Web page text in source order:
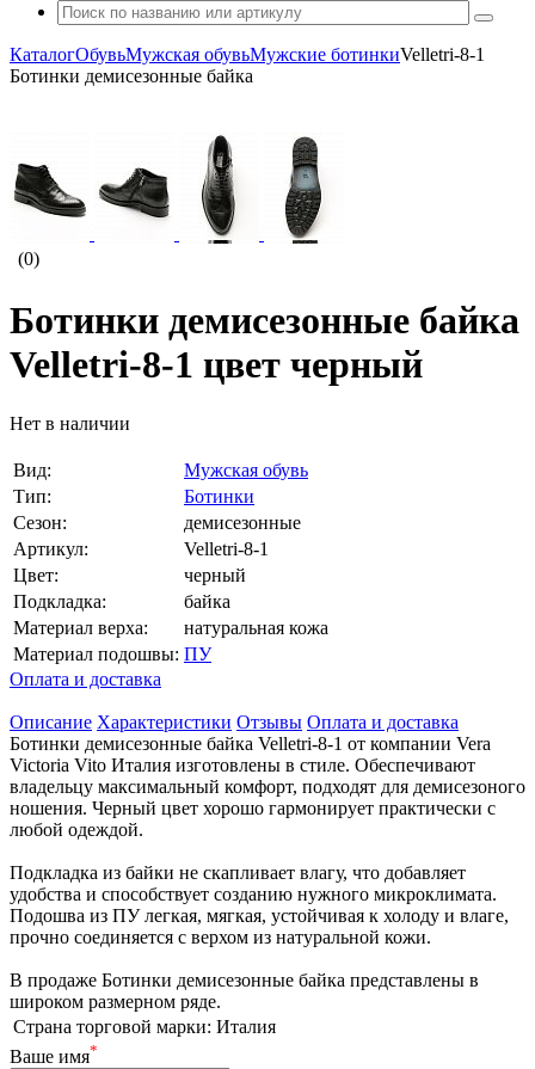
КаталогОбувьМужская обувьМужские ботинкиVelletri-8-1
Ботинки демисезонные байка
(0)
Ботинки демисезонные байка
Velletri-8-1 цвет черный
Нет в наличии
Вид:
Мужская обувь
Тип:
Ботинки
Сезон:
демисезонные
Артикул:
Velletri-8-1
Цвет:
черный
Подкладка:
байка
Материал верха:
натуральная кожа
Материал подошвы: ПУ
Оплата и доставка
Описание Характеристики Отзывы Оплата и доставка
Ботинки демисезонные байка Velletri-8-1 от компании Vera
Victoria Vito Италия изготовлены в стиле. Обеспечивают
владельцу максимальный комфорт, подходят для демисезоного
ношения. Черный цвет хорошо гармонирует практически с
любой одеждой.
Подкладка из байки не скапливает влагу, что добавляет
удобства и способствует созданию нужного микроклимата.
Подошва из ПУ легкая, мягкая, устойчивая к холоду и влаге,
прочно соединяется с верхом из натуральной кожи.
В продаже Ботинки демисезонные байка представлены в
широком размерном ряде.
Страна торговой марки: Италия
Ваше имя*